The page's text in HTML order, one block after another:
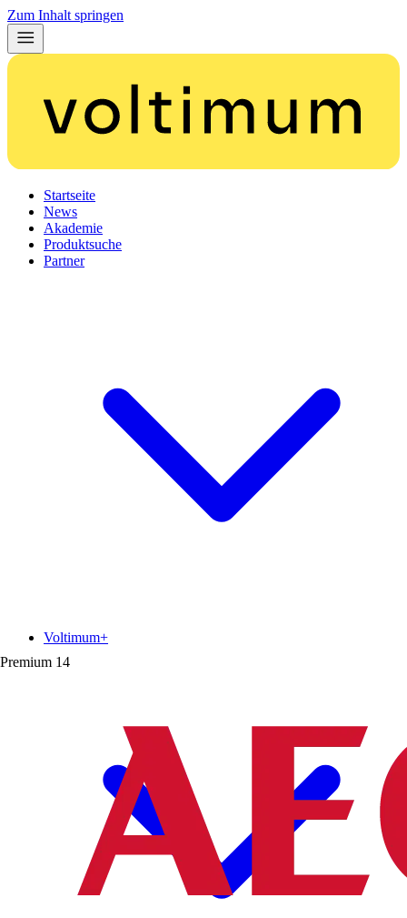
Zum Inhalt springen
Startseite
News
Akademie
Produktsuche
Partner
Premium 14
Voltimum+